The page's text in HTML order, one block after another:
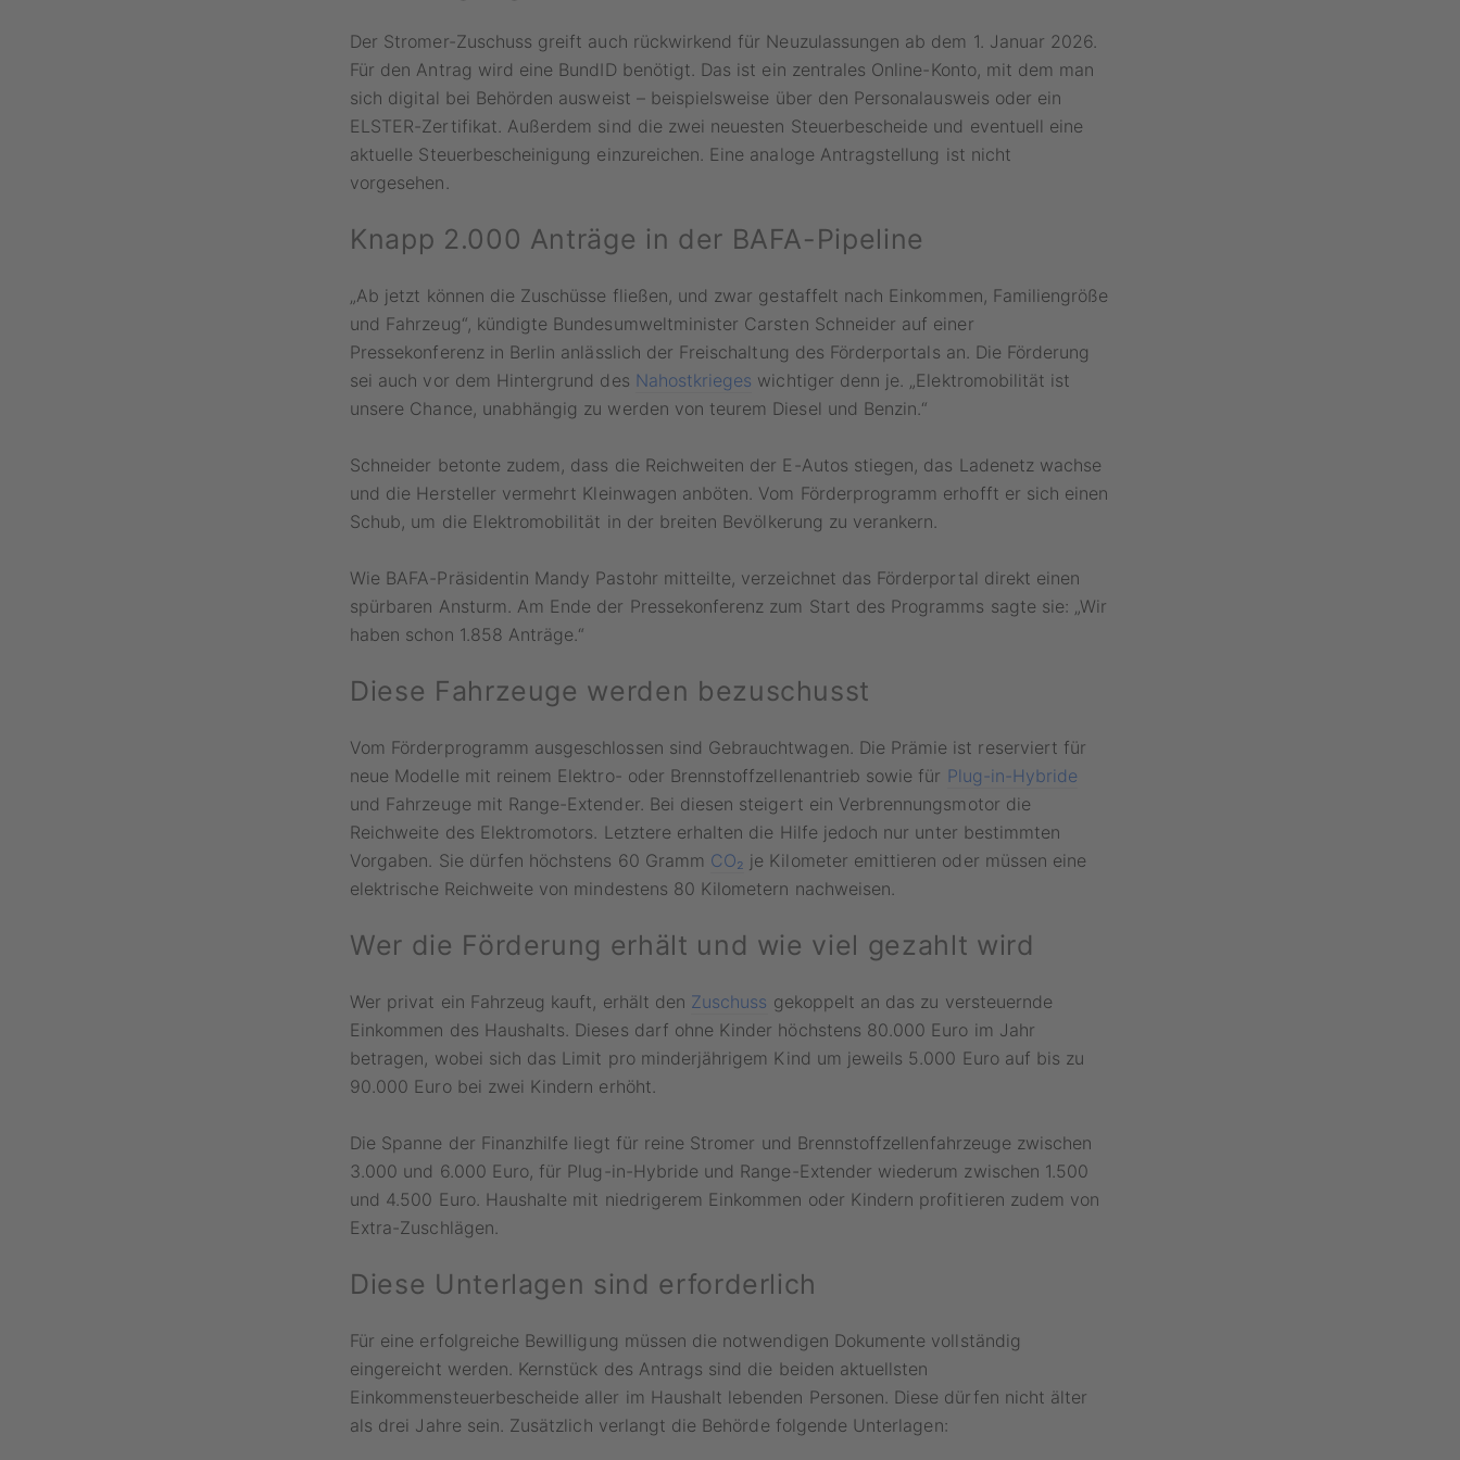
Der Stromer-Zuschuss greift auch rückwirkend für Neuzulassungen ab dem 1. Januar 2026.
Für den Antrag wird eine BundID benötigt. Das ist ein zentrales Online-Konto, mit dem man
sich digital bei Behörden ausweist – beispielsweise über den Personalausweis oder ein
ELSTER-Zertifikat. Außerdem sind die zwei neuesten Steuerbescheide und eventuell eine
aktuelle Steuerbescheinigung einzureichen. Eine analoge Antragstellung ist nicht
vorgesehen.
Knapp 2.000 Anträge in der BAFA-Pipeline
„Ab jetzt können die Zuschüsse fließen, und zwar gestaffelt nach Einkommen, Familiengröße
und Fahrzeug“, kündigte Bundesumweltminister Carsten Schneider auf einer
Pressekonferenz in Berlin anlässlich der Freischaltung des Förderportals an. Die Förderung
sei auch vor dem Hintergrund des Nahostkrieges wichtiger denn je. „Elektromobilität ist
unsere Chance, unabhängig zu werden von teurem Diesel und Benzin.“
Schneider betonte zudem, dass die Reichweiten der E-Autos stiegen, das Ladenetz wachse
und die Hersteller vermehrt Kleinwagen anböten. Vom Förderprogramm erhofft er sich einen
Schub, um die Elektromobilität in der breiten Bevölkerung zu verankern.
Wie BAFA-Präsidentin Mandy Pastohr mitteilte, verzeichnet das Förderportal direkt einen
spürbaren Ansturm. Am Ende der Pressekonferenz zum Start des Programms sagte sie: „Wir
haben schon 1.858 Anträge.“
Diese Fahrzeuge werden bezuschusst
Vom Förderprogramm ausgeschlossen sind Gebrauchtwagen. Die Prämie ist reserviert für
neue Modelle mit reinem Elektro- oder Brennstoffzellenantrieb sowie für Plug-in-Hybride
und Fahrzeuge mit Range-Extender. Bei diesen steigert ein Verbrennungsmotor die
Reichweite des Elektromotors. Letztere erhalten die Hilfe jedoch nur unter bestimmten
Vorgaben. Sie dürfen höchstens 60 Gramm CO₂ je Kilometer emittieren oder müssen eine
elektrische Reichweite von mindestens 80 Kilometern nachweisen.
Wer die Förderung erhält und wie viel gezahlt wird
Wer privat ein Fahrzeug kauft, erhält den Zuschuss gekoppelt an das zu versteuernde
Einkommen des Haushalts. Dieses darf ohne Kinder höchstens 80.000 Euro im Jahr
betragen, wobei sich das Limit pro minderjährigem Kind um jeweils 5.000 Euro auf bis zu
90.000 Euro bei zwei Kindern erhöht.
Die Spanne der Finanzhilfe liegt für reine Stromer und Brennstoffzellenfahrzeuge zwischen
3.000 und 6.000 Euro, für Plug-in-Hybride und Range-Extender wiederum zwischen 1.500
und 4.500 Euro. Haushalte mit niedrigerem Einkommen oder Kindern profitieren zudem von
Extra-Zuschlägen.
Diese Unterlagen sind erforderlich
Für eine erfolgreiche Bewilligung müssen die notwendigen Dokumente vollständig
eingereicht werden. Kernstück des Antrags sind die beiden aktuellsten
Einkommensteuerbescheide aller im Haushalt lebenden Personen. Diese dürfen nicht älter
als drei Jahre sein. Zusätzlich verlangt die Behörde folgende Unterlagen: